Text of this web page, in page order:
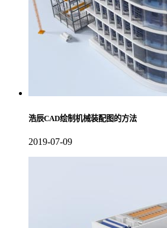
浩辰CAD绘制机械装配图的方法
2019-07-09